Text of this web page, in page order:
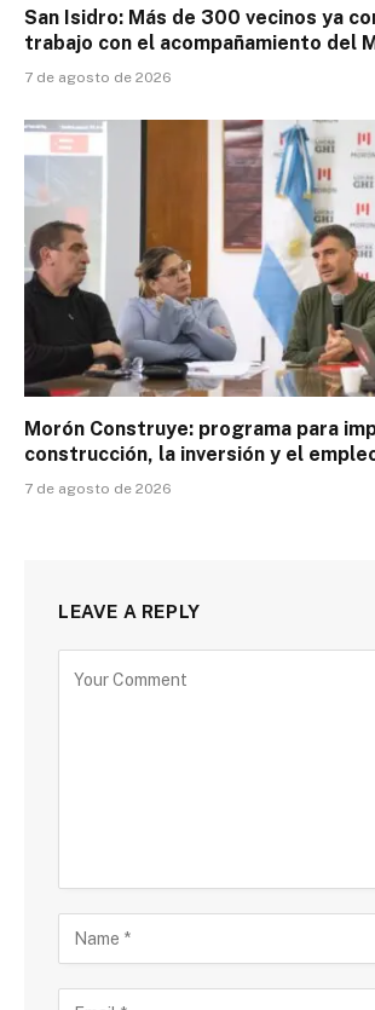
San Isidro: Más de 300 vecinos ya
trabajo con el acompañamiento del
7 de agosto de 2026
Morón Construye: programa para
construcción, la inversión y el
7 de agosto de 2026
LEAVE A REPLY